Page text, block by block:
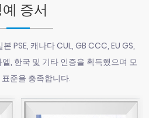
예 증서
PSE, 캐나다 CUL, GB CCC, EU GS,
, 한국 및 기타 인증을 획득했으며 모
준을 충족합니다.